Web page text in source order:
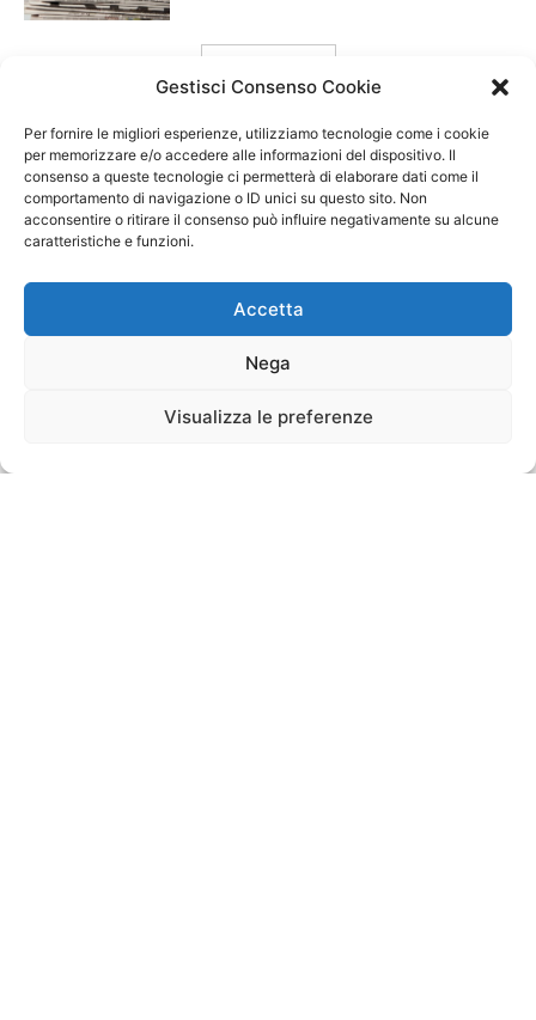
Gestisci Consenso Cookie
Per fornire le migliori esperienze, utilizziamo tecnologie come i cookie
per memorizzare e/o accedere alle informazioni del dispositivo. Il
consenso a queste tecnologie ci permetterà di elaborare dati come il
comportamento di navigazione o ID unici su questo sito. Non
acconsentire o ritirare il consenso può influire negativamente su alcune
caratteristiche e funzioni.
Accetta
Nega
Visualizza le preferenze